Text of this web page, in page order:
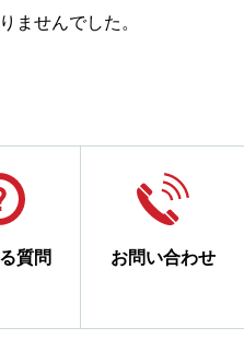
ませんでした。
質問 お問い合わせ